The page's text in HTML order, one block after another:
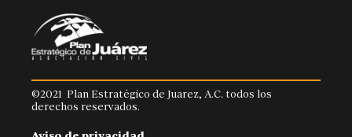
©2021 Plan Estratégico de Juarez, A.C. todos los
derechos reservados.